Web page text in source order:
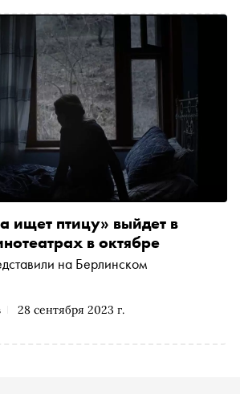
28 сентября 2023 г.
ищет птицу» выйдет в
в октябре
на Берлинском